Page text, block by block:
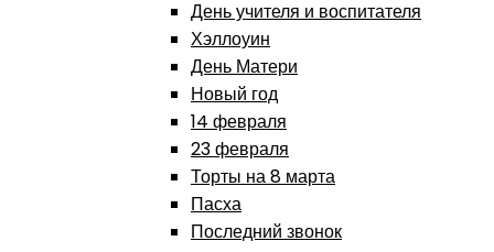
День учителя и воспитателя
Хэллоуин
День Матери
Новый год
14 февраля
23 февраля
Торты на 8 марта
Пасха
Последний звонок